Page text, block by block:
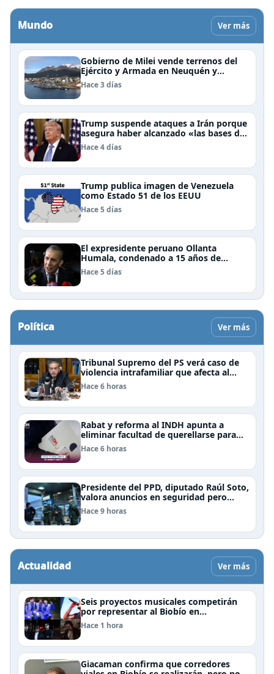
Mundo Ver más
Gobierno de Milei vende terrenos del
Ejército y Armada en Neuquén y
Ushuaia
Hace 3 días
Trump suspende ataques a Irán porque
asegura haber alcanzado «las bases de
un acuerdo»
Hace 4 días
Trump publica imagen de Venezuela
como Estado 51 de los EEUU
Hace 5 días
El expresidente peruano Ollanta
Humala, condenado a 15 años de
cárcel, sale libre al anularse su caso
Hace 5 días
Política Ver más
Tribunal Supremo del PS verá caso de
violencia intrafamiliar que afecta al
senador Fidel Espinoza
Hace 6 horas
Rabat y reforma al INDH apunta a
eliminar facultad de querellarse para
hacerlo “consultivo”
Hace 6 horas
Presidente del PPD, diputado Raúl Soto,
valora anuncios en seguridad pero
advierte ausencia clave: alzamiento del
secreto bancario
Hace 9 horas
Actualidad Ver más
Seis proyectos musicales competirán
por representar al Biobío en
Rockódromo 2026
Hace 1 hora
Giacaman confirma que corredores